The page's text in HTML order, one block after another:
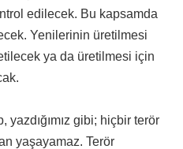
edilecek. Bu kapsamda
Yenilerinin üretilmesi
ya da üretilmesi için
yazdığımız gibi; hiçbir terör
yaşayamaz. Terör